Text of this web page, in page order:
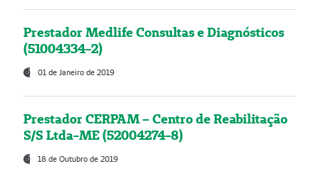
Prestador Medlife Consultas e Diagnósticos
(51004334-2)
01 de Janeiro de 2019
Prestador CERPAM – Centro de Reabilitação
S/S Ltda-ME (52004274-8)
18 de Outubro de 2019